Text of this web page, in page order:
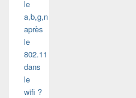
le
a,b,g,n
après
le
802.11
dans
le
wifi ?